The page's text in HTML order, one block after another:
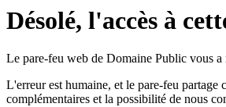
Désolé, l'accès à
Le pare-feu web de Domaine Public vous a
L'erreur est humaine, et le pare-feu partage
complémentaires et la possibilité de nous